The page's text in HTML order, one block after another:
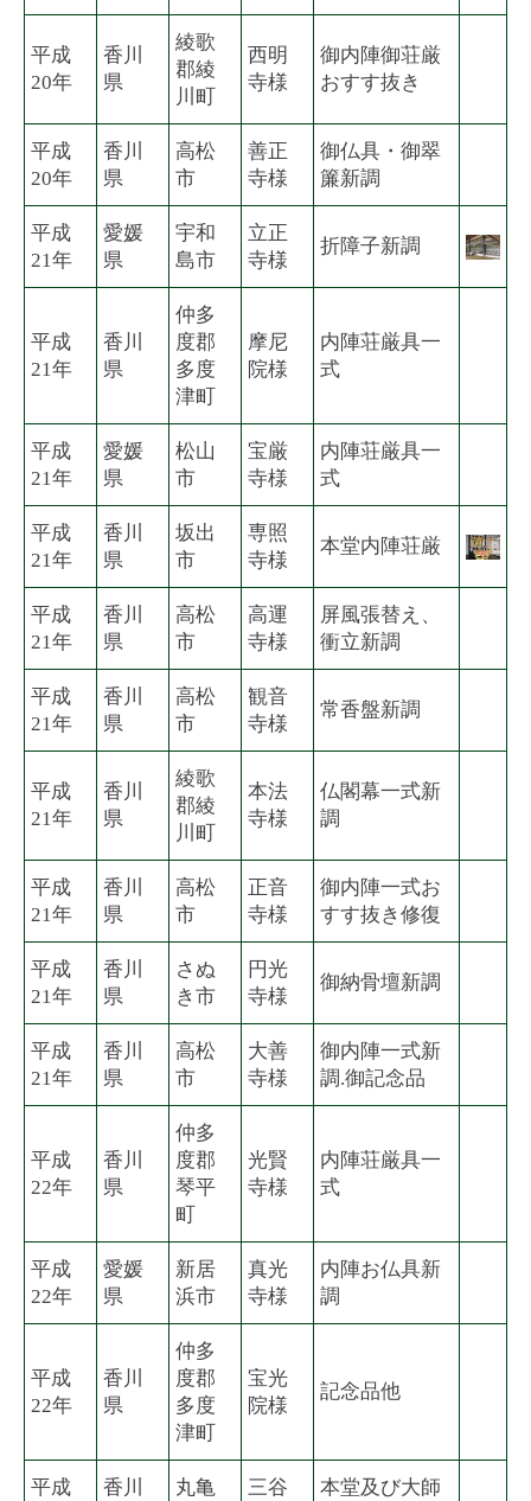
平成
20年
香川
県
綾歌
郡綾
川町
西明
寺様
御内陣御荘厳
おすす抜き
平成
20年
香川
県
高松
市
善正
寺様
御仏具・御翠
簾新調
平成
21年
愛媛
県
宇和
島市
立正
寺様
折障子新調
平成
21年
香川
県
仲多
度郡
多度
津町
摩尼
院様
内陣荘厳具一
式
平成
21年
愛媛
県
松山
市
宝厳
寺様
内陣荘厳具一
式
平成
21年
香川
県
坂出
市
専照
寺様
本堂内陣荘厳
平成
21年
香川
県
高松
市
高運
寺様
屏風張替え、
衝立新調
平成
21年
香川
県
高松
市
観音
寺様
常香盤新調
平成
21年
香川
県
綾歌
郡綾
川町
本法
寺様
仏閣幕一式新
調
平成
21年
香川
県
高松
市
正音
寺様
御内陣一式お
すす抜き修復
平成
21年
香川
県
さぬ
き市
円光
寺様
御納骨壇新調
平成
21年
香川
県
高松
市
大善
寺様
御内陣一式新
調.御記念品
平成
22年
香川
県
仲多
度郡
琴平
町
光賢
寺様
内陣荘厳具一
式
平成
22年
愛媛
県
新居
浜市
真光
寺様
内陣お仏具新
調
平成
22年
香川
県
仲多
度郡
多度
津町
宝光
院様
記念品他
平成
香川
丸亀
三谷
本堂及び大師